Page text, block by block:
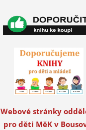
Webové stránky
pro děti MěK v